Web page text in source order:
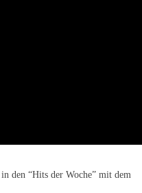
den “Hits der Woche” mit dem